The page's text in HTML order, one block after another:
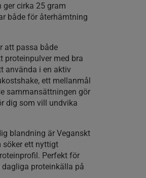
cirka 25 gram
både för återhämtning
att passa både
proteinpulver med bra
använda i en aktiv
ett mellanmål
sammansättningen gör
dig som vill undvika
blandning är Veganskt
söker ett nyttigt
Perfekt för
proteinkälla på